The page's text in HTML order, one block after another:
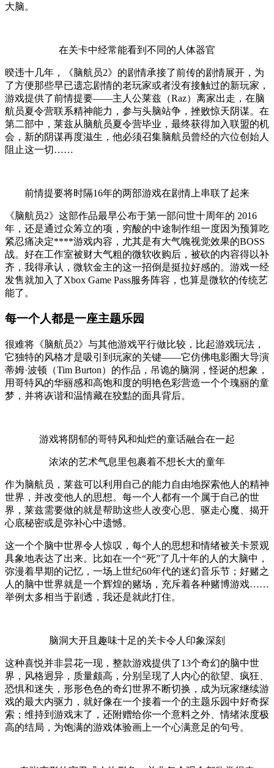
大脑。
在关卡中经常能看到不同的人体器官
暌违十几年，《脑航员2》的剧情承接了前传的剧情展开，为
了方便那些早已遗忘剧情的老玩家或者没有接触过的新玩家，
游戏提供了前情提要——主人公莱兹（Raz）离家出走，在脑
航员夏令营联系精神能力，参与头脑站争，挫败惊天阴谋。在
第二部中，莱兹从脑航员夏令营毕业，最终获得加入联盟的机
会，新的阴谋再度滋生，他必须召集脑航员曾经的六位创始人
阻止这一切……
前情提要将时隔16年的两部游戏在剧情上串联了起来
《脑航员2》这部作品最早公布于第一部问世十周年的 2016
年，还是通过众筹立的项，穷酸的中途制作组一度因为预算吃
紧忍痛决定****游戏内容，尤其是有大气魄视觉效果的BOSS
战。好在工作室被财大气粗的微软收购后，被砍的内容得以补
齐，我得承认，微软金主的这一招倒是挺拉好感的。游戏一经
发售就加入了Xbox Game Pass服务阵容，也算是微软的传统艺
能了。
每一个人都是一座主题乐园
很难将《脑航员2》与其他游戏平行做比较，比起游戏玩法，
它独特的风格才是吸引到玩家的关键——它仿佛电影圈大导演
蒂姆·波顿（Tim Burton）的作品，吊诡的脑洞，怪诞的想象，
用哥特风的华丽感和高饱和度的明艳色彩营造一个个瑰丽的童
梦，并将诙谐和温情藏在狡黠的面具背后。
游戏将阴郁的哥特风和灿烂的童话融合在一起
浓浓的艺术气息里包裹着不想长大的童年
作为脑航员，莱兹可以利用自己的能力自由地探索他人的精神
世界，并改变他人的思想。每一个人都有一个属于自己的世
界，莱兹需要做的就是帮助这些人改变心思、驱走心魔、揭开
心底秘密或是弥补心中遗憾。
这一个个脑中世界令人惊叹，每个人的思想和情绪被关卡景观
具象地表达了出来。比如在一个“死”了几十年的人的大脑中，
弥漫着早期的记忆，一场上世纪60年代的迷幻音乐节；好赌之
人的脑中世界就是一个辉煌的赌场，充斥着各种赌博游戏……
举例太多相当于剧透，我还是就此打住。
脑洞大开且趣味十足的关卡令人印象深刻
这种喜悦并非昙花一现，整款游戏提供了13个奇幻的脑中世
界，风格迥异，质量颇高，分别呈现了人内心的欲望、疯狂、
恐惧和迷失，形形色色的奇幻世界不断切换，成为玩家继续游
戏的最大内驱力，就好像在一个接着一个的主题乐园中好奇探
索；维持到游戏末了，还附赠给你一个意料之外、情绪浓度极
高的结局，为饱满的游戏体验画上一个心满意足的句号。